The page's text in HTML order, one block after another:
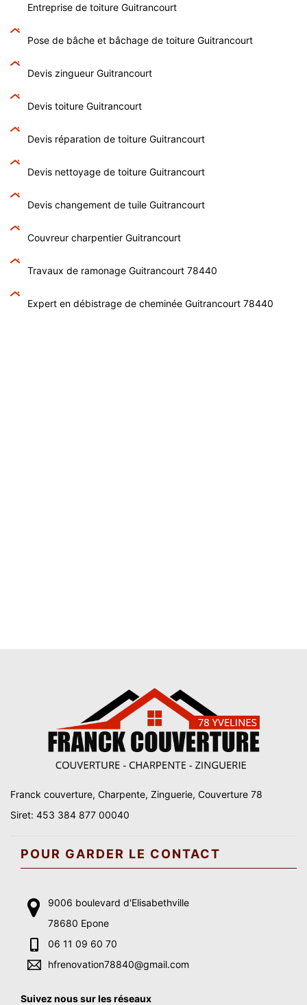
Entreprise de toiture Guitrancourt
Pose de bâche et bâchage de toiture Guitrancourt
Devis zingueur Guitrancourt
Devis toiture Guitrancourt
Devis réparation de toiture Guitrancourt
Devis nettoyage de toiture Guitrancourt
Devis changement de tuile Guitrancourt
Couvreur charpentier Guitrancourt
Travaux de ramonage Guitrancourt 78440
Expert en débistrage de cheminée Guitrancourt 78440
Franck couverture, Charpente, Zinguerie, Couverture 78
Siret: 453 384 877 00040
POUR GARDER LE CONTACT
9006 boulevard d'Elisabethville
78680 Epone
06 11 09 60 70
hfrenovation78840@gmail.com
Suivez nous sur les réseaux